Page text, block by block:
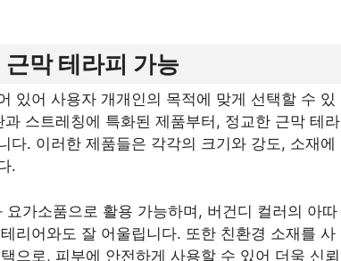
막 테라피 가능
있어 사용자 개개인의 목적에 맞게 선택할 수 있
스트레칭에 특화된 제품부터, 정교한 근막 테라
다. 이러한 제품들은 각각의 크기와 강도, 소재에
.
가소품으로 활용 가능하며, 버건디 컬러의 아따
리어와도 잘 어울립니다. 또한 친환경 소재를 사
으로, 피부에 안전하게 사용할 수 있어 더욱 신뢰